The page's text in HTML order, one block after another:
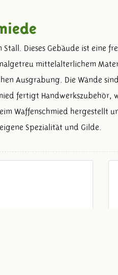
Dieses Gebäude ist eine
mittelalterlichem
Ausgrabung. Die Wände
fertigt Handwerkszubehör,
Waffenschmied hergestellt
Spezialität und Gilde.